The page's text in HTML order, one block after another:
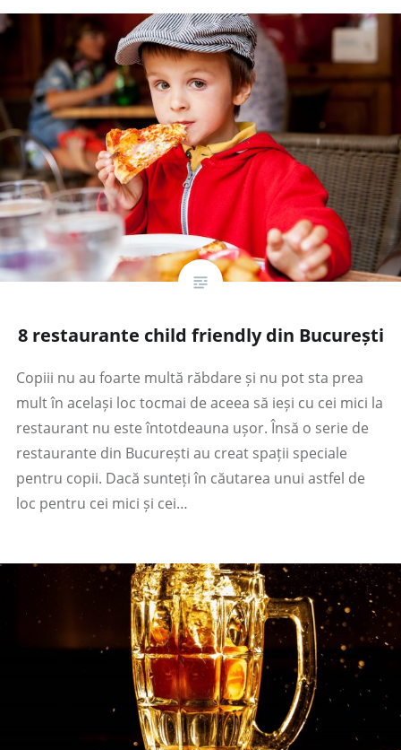
8 restaurante child friendly din București
Copiii nu au foarte multă răbdare și nu pot sta prea
mult în același loc tocmai de aceea să ieși cu cei mici la
restaurant nu este întotdeauna ușor. Însă o serie de
restaurante din București au creat spații speciale
pentru copii. Dacă sunteți în căutarea unui astfel de
loc pentru cei mici și cei…